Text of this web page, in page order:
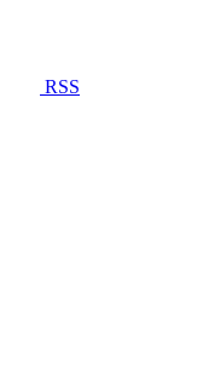
RSS